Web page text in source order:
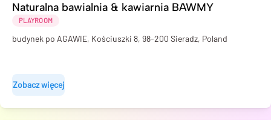
Naturalna bawialnia & kawiarnia BAWMY
PLAYROOM
budynek po AGAWIE, Kościuszki 8, 98-200 Sieradz, Poland
Zobacz więcej